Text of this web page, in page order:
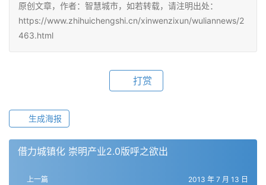
原创文章，作者：智慧城市，如若转载，请注明出处：
https://www.zhihuichengshi.cn/xinwenzixun/wuliannews/2
463.html
打赏
生成海报
借力城镇化 崇明产业2.0版呼之欲出
上一篇 2013 年 7 月 13 日